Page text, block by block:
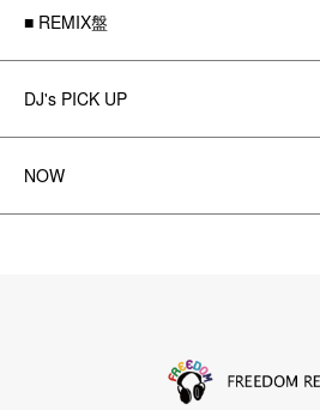
■ REMIX盤
DJ's PICK UP
NOW